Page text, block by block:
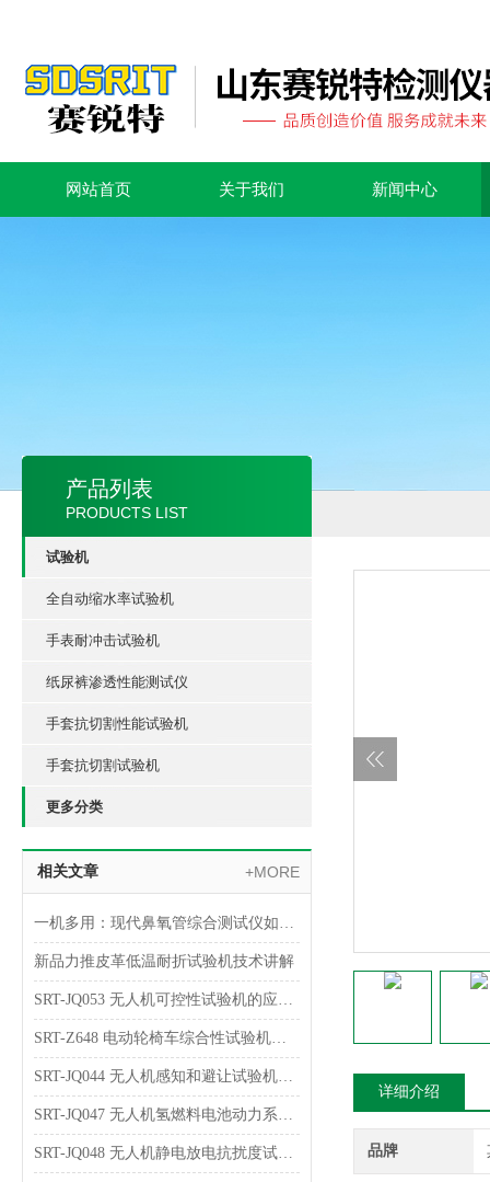
网站首页 关于我们 新闻中心
产品列表
PRODUCTS LIST
试验机
全自动缩水率试验机
手表耐冲击试验机
纸尿裤渗透性能测试仪
手套抗切割性能试验机
手套抗切割试验机
更多分类
相关文章 +MORE
一机多用：现代鼻氧管综合测试仪如何实现多参数一体化检测
新品力推皮革低温耐折试验机技术讲解
SRT-JQ053 无人机可控性试验机的应用介绍 可按需定制
SRT-Z648 电动轮椅车综合性试验机的特点有哪些
SRT-JQ044 无人机感知和避让试验机可以用在哪些方面
SRT-JQ047 无人机氢燃料电池动力系统试验机的简单介绍 按需定制
SRT-JQ048 无人机静电放电抗扰度试验机的应用介绍 提供技术指导
详细介绍
品牌